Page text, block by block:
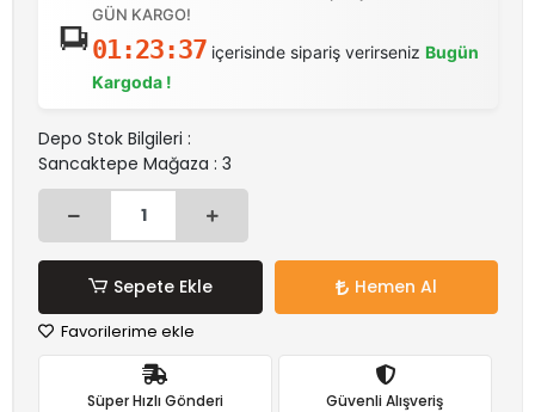
GÜN KARGO!
01:23:37 içerisinde sipariş verirseniz Bugün
Kargoda !
Depo Stok Bilgileri :
Sancaktepe Mağaza : 3
Sepete Ekle Hemen Al
Favorilerime ekle
Süper Hızlı Gönderi Güvenli Alışveriş